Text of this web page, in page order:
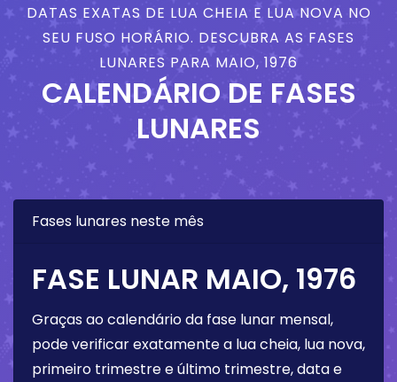
DATAS EXATAS DE LUA CHEIA E LUA NOVA NO
SEU FUSO HORÁRIO. DESCUBRA AS FASES
LUNARES PARA MAIO, 1976
CALENDÁRIO DE FASES
LUNARES
Fases lunares neste mês
FASE LUNAR MAIO, 1976
Graças ao calendário da fase lunar mensal,
pode verificar exatamente a lua cheia, lua nova,
primeiro trimestre e último trimestre, data e